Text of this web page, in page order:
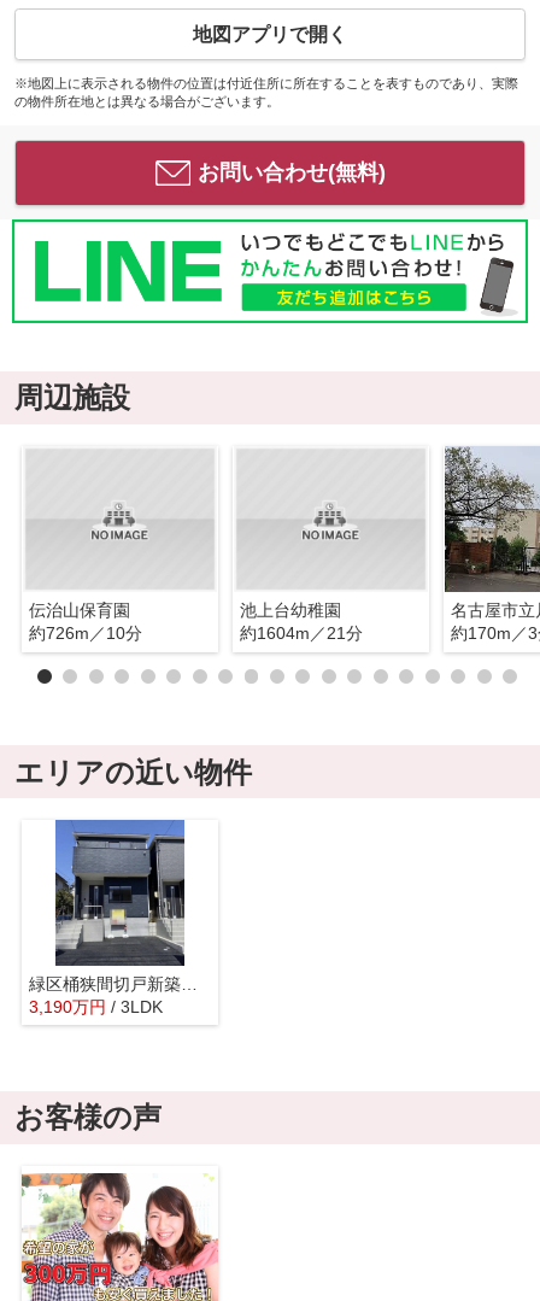
地図アプリで開く
※地図上に表示される物件の位置は付近住所に所在することを表すものであり、実際
の物件所在地とは異なる場合がございます。
お問い合わせ(無料)
周辺施設
伝治山保育園
約726m／10分
池上台幼稚園
約1604m／21分
名古屋市立
約170m／
エリアの近い物件
緑区桶狭間切戸新築戸建
3,190万円 / 3LDK
お客様の声